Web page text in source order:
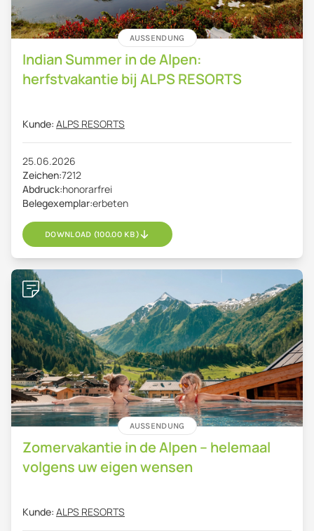
AUSSENDUNG
Indian Summer in de Alpen:
herfstvakantie bij ALPS RESORTS
Kunde: ALPS RESORTS
25.06.2026
Zeichen:7212
Abdruck:honorarfrei
Belegexemplar:erbeten
DOWNLOAD (100.00 KB)
AUSSENDUNG
Zomervakantie in de Alpen – helemaal
volgens uw eigen wensen
Kunde: ALPS RESORTS